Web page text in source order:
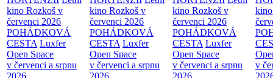
kino Rozkoš v
červenci 2026
POHÁDKOVÁ
CESTA Luxfer
Open Space
v červenci a srpnu
kino Rozkoš v
červenci 2026
POHÁDKOVÁ
CESTA Luxfer
Open Space
v červenci a srpnu
kino Rozkoš v
červenci 2026
POHÁDKOVÁ
CESTA Luxfer
Open Space
v červenci a srpnu
v